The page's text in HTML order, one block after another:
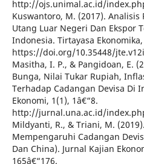
http://ojs.unimal.ac.id/
Kuswantoro, M. (2017).
Utang Luar Negeri Dan Ekspor
Indonesia. Tirtayasa
https://doi.org/10.35448/
Masitha, I. P., & Pangidoan, E.
Bunga, Nilai Tukar Rupiah,
Terhadap Cadangan Devisa Di
Ekonomi, 1(1), 1â€“8.
http://jurnal.una.ac.id/
Mildyanti, R., & Triani, M.
Mempengaruhi Cadangan
Dan China). Jurnal Kajian
165â€“176.